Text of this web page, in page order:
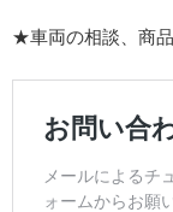
★車両の相談、商